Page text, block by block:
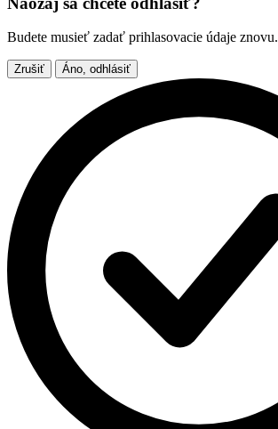
Budete musieť zadať prihlasovacie údaje znovu.
Zrušiť Áno, odhlásiť